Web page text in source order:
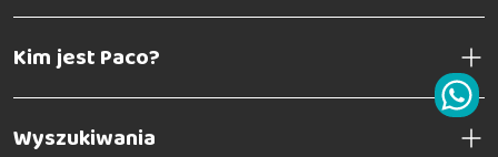
Kim jest Paco?
Wyszukiwania